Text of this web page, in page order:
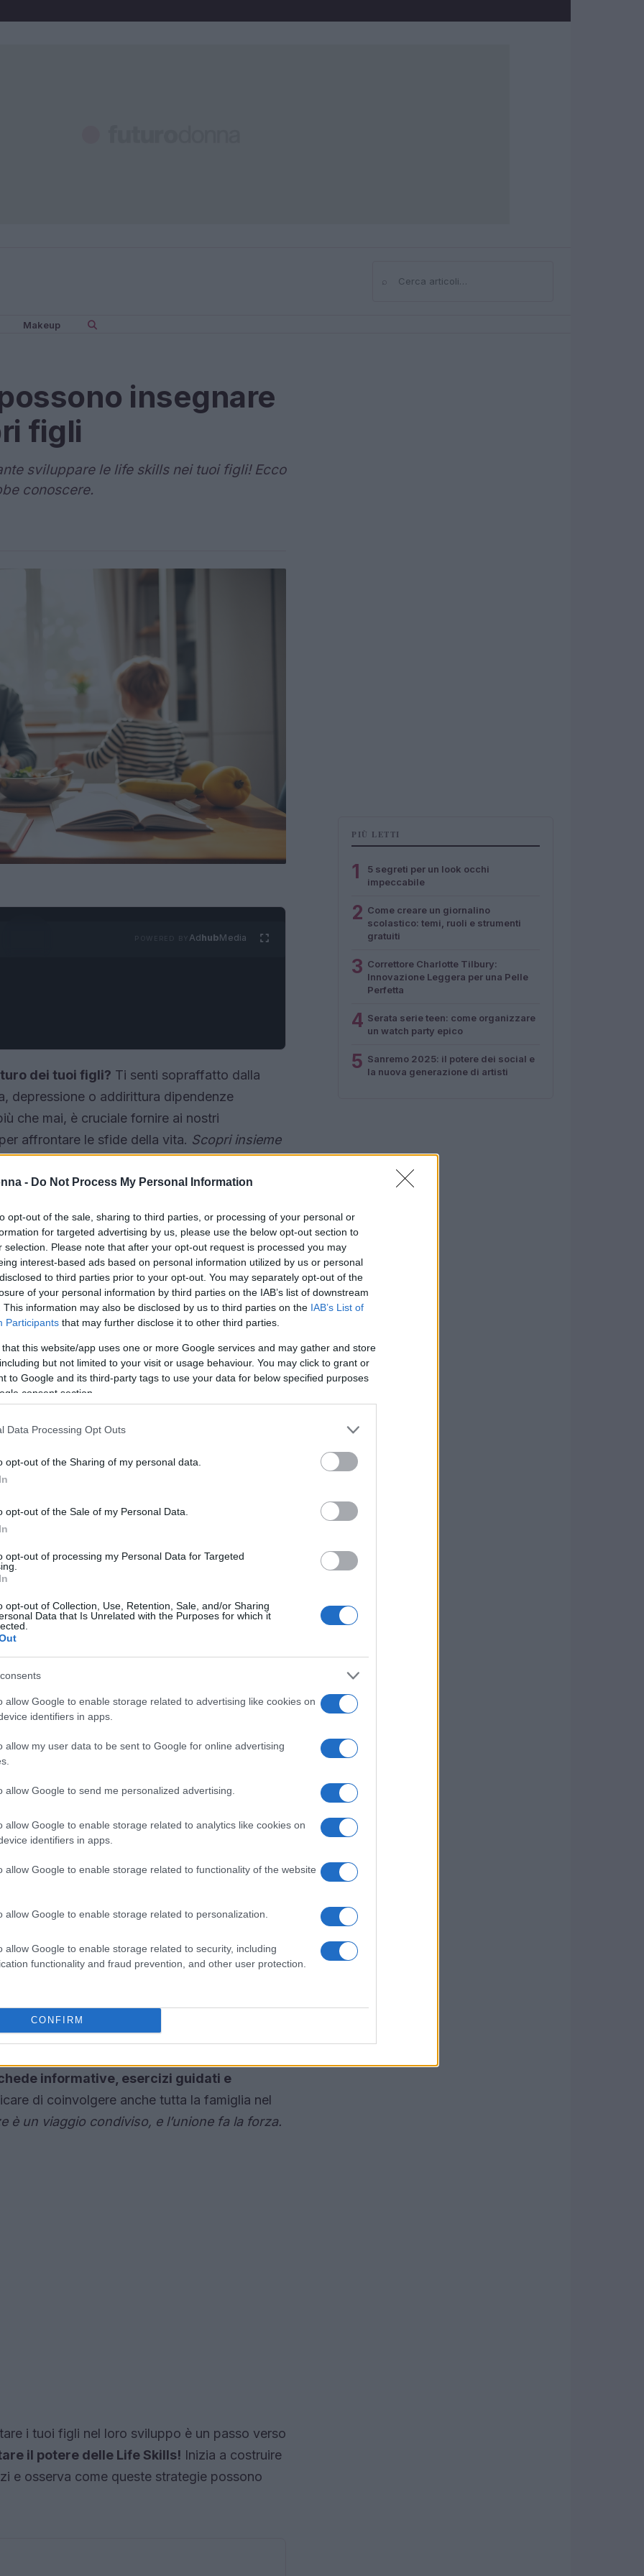
- Do Not Process My Personal Information
opt-out of the sale, sharing to third parties, or processing of your personal or
for targeted advertising by us, please use the below opt-out section to
selection. Please note that after your opt-out request is processed you may
interest-based ads based on personal information utilized by us or personal
to third parties prior to your opt-out. You may separately opt-out of the
of your personal information by third parties on the IAB’s list of downstream
This information may also be disclosed by us to third parties on the IAB’s List of
Participants that may further disclose it to other third parties.
that this website/app uses one or more Google services and may gather and store
but not limited to your visit or usage behaviour. You may click to grant or
to Google and its third-party tags to use your data for below specified purposes
consent section.
Data Processing Opt Outs
opt-out of the Sharing of my personal data.
opt-out of the Sale of my Personal Data.
opt-out of processing my Personal Data for Targeted
opt-out of Collection, Use, Retention, Sale, and/or Sharing
Data that Is Unrelated with the Purposes for which it
allow Google to enable storage related to advertising like cookies on
identifiers in apps.
allow my user data to be sent to Google for online advertising
allow Google to send me personalized advertising.
allow Google to enable storage related to analytics like cookies on
identifiers in apps.
allow Google to enable storage related to functionality of the website
allow Google to enable storage related to personalization.
allow Google to enable storage related to security, including
functionality and fraud prevention, and other user protection.
CONFIRM
⌕Cerca
Makeup
insegnare
figli
sviluppare le life skills nei tuoi figli! Ecco
conoscere.
AdhubMedia
dei tuoi figli? Ti senti sopraffatto dalla
depressione o addirittura dipendenze
che mai, è cruciale fornire ai nostri
affrontare le sfide della vita. Scopri insieme
la loro vita e la tua!
sono abilità fondamentali che aiutano i ragazzi
le sfide quotidiane.
queste competenze sono meno
rischio?
Ma quali sono queste competenze e
Skills nei tuoi figli
per insegnare ai tuoi figli a prendere
cinque approcci che possono fare la
Si tratta di una competenza fondamentale
che richiedano soluzioni innovative, come giochi
esprimere la propria fantasia?
Le emozioni sono una parte importante delle
interazioni sociali sane con coetanei e adulti,
stress:insegna tecniche di rilassamento e
quotidiane.Ricorda, anche un attimo di pausa
informative, esercizi guidati e
di coinvolgere anche tutta la famiglia nel
è un viaggio condiviso, e l’unione fa la forza.
i tuoi figli nel loro sviluppo è un passo verso
il potere delle Life Skills! Inizia a costruire
e osserva come queste strategie possono
PIÙ LETTI
1
5 segreti per un look occhi
impeccabile
2 Come creare un giornalino
scolastico: temi, ruoli e strumenti
gratuiti
3 Correttore Charlotte Tilbury:
Innovazione Leggera per una Pelle
Perfetta
4 Serata serie teen: come organizzare
un watch party epico
5 Sanremo 2025: il potere dei social e
la nuova generazione di artisti